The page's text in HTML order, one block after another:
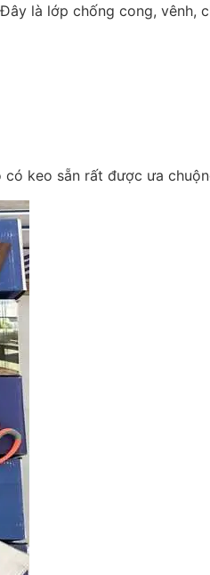
là lớp chống cong, vênh,
keo sẵn rất được ưa